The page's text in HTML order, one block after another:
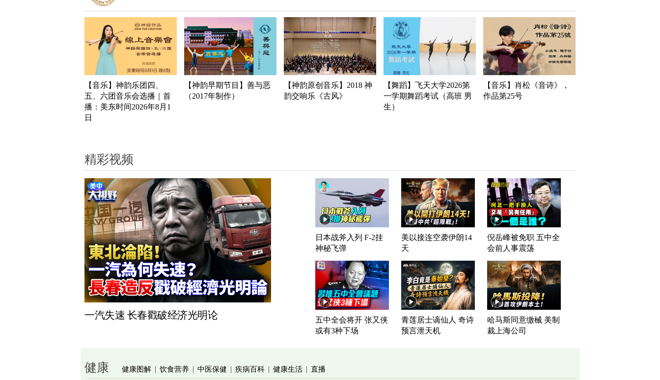
【音乐】神韵乐团四、
五、六团音乐会选播｜首
播：美东时间2026年8月1
日
【神韵早期节目】善与恶
（2017年制作）
【神韵原创音乐】2018 神
韵交响乐《古风》
【舞蹈】飞天大学2026第
一学期舞蹈考试（高班 男
生）
【音乐】肖松《音诗》，
作品第25号
精彩视频
一汽失速 长春戳破经济光明论
日本战斧入列 F-2挂
神秘飞弹
美以接连空袭伊朗14
天
倪岳峰被免职 五中全
会前人事震荡
五中全会将开 张又侠
或有3种下场
青莲居士谪仙人 奇诗
预言泄天机
哈马斯同意缴械 美制
裁上海公司
健康 健康图解 | 饮食营养 | 中医保健 | 疾病百科 | 健康生活 | 直播